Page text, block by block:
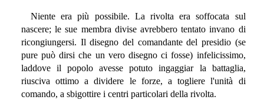
Niente era più possibile. La rivolta era soffocata sul
nascere; le sue membra divise avrebbero tentato invano di
ricongiungersi. Il disegno del comandante del presidio (se
pure può dirsi che un vero disegno ci fosse) infelicissimo,
laddove il popolo avesse potuto ingaggiar la battaglia,
riusciva ottimo a dividere le forze, a togliere l'unità di
comando, a sbigottire i centri particolari della rivolta.